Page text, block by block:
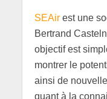
SEAirest une
Bertrand
objectif est
montrer le
ainsi de
quant à la